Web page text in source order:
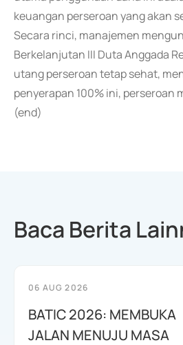
keuangan perseroan yang akan
Secara rinci, manajemen
Berkelanjutan III Duta Anggada
utang perseroan tetap sehat,
penyerapan 100% ini, perseroan
(end)
Baca Berita
06 AUG 2026
BATIC 2026: MEMBUKA
JALAN MENUJU MASA